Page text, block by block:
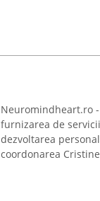
Neuromindheart.ro
furnizarea de
dezvoltarea
coordonarea